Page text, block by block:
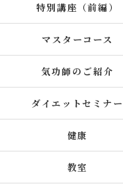
特別講座（前編）
マスターコース
気功師のご紹介
ダイエットセミナー
健康
教室